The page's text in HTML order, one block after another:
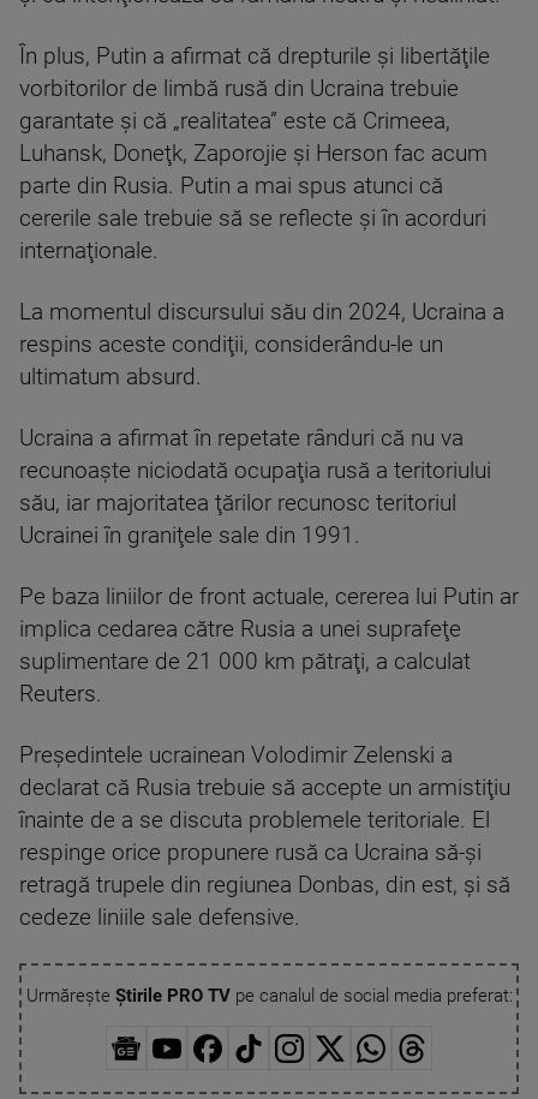
În plus, Putin a afirmat că drepturile şi libertăţile
vorbitorilor de limbă rusă din Ucraina trebuie
garantate şi că „realitatea” este că Crimeea,
Luhansk, Doneţk, Zaporojie şi Herson fac acum
parte din Rusia. Putin a mai spus atunci că
cererile sale trebuie să se reflecte şi în acorduri
internaţionale.
La momentul discursului său din 2024, Ucraina a
respins aceste condiţii, considerându-le un
ultimatum absurd.
Ucraina a afirmat în repetate rânduri că nu va
recunoaşte niciodată ocupaţia rusă a teritoriului
său, iar majoritatea ţărilor recunosc teritoriul
Ucrainei în graniţele sale din 1991.
Pe baza liniilor de front actuale, cererea lui Putin ar
implica cedarea către Rusia a unei suprafeţe
suplimentare de 21 000 km pătraţi, a calculat
Reuters.
Preşedintele ucrainean Volodimir Zelenski a
declarat că Rusia trebuie să accepte un armistiţiu
înainte de a se discuta problemele teritoriale. El
respinge orice propunere rusă ca Ucraina să-şi
retragă trupele din regiunea Donbas, din est, şi să
cedeze liniile sale defensive.
Urmărește Știrile PRO TVpe canalul de social media preferat: